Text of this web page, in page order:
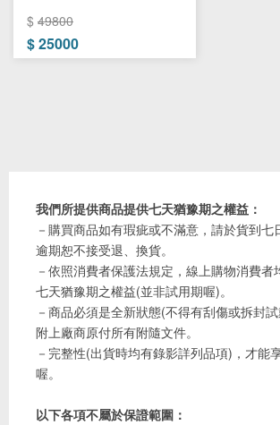
$ 49800
$25000
我們所提供商品提供七天猶豫期之權益：
－購買商品如有瑕疵或不滿意，請於貨到七
逾期恕不接受退、換貨。
－依照消費者保護法規定，線上購物消費者
七天猶豫期之權益(並非試用期喔)。
－商品必須是全新狀態(不得有刮傷或拆封
附上廠商原付所有附隨文件。
－完整性(出貨時均有錄影詳列品項)，才能
喔。
以下各項不屬於保證範圍：